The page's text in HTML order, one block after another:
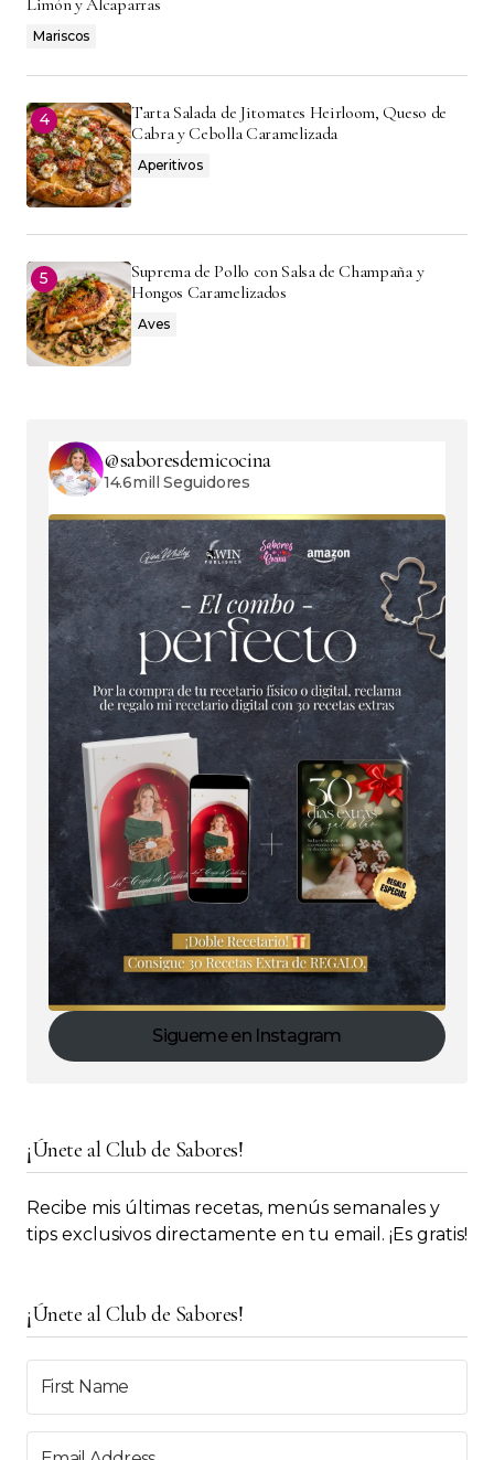
Mariscos
Tarta Salada de Jitomates Heirloom, Queso de
Cabra y Cebolla Caramelizada
Aperitivos
Suprema de Pollo con Salsa de Champaña y
Hongos Caramelizados
Aves
@saboresdemicocina
14.6mill Seguidores
Sigueme en Instagram
¡Únete al Club de Sabores!
Recibe mis últimas recetas, menús semanales y
tips exclusivos directamente en tu email. ¡Es gratis!
¡Únete al Club de Sabores!